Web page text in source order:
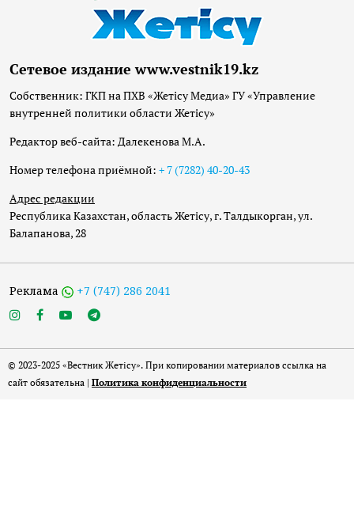
Сетевое издание www.vestnik19.kz
Собственник: ГКП на ПХВ «Жетісу Медиа» ГУ «Управление
внутренней политики области Жетісу»
Редактор веб-сайта: Далекенова М.А.
Номер телефона приёмной: + 7 (7282) 40-20-43
Адрес редакции
Республика Казахстан, область Жетісу, г. Талдыкорган, ул.
Балапанова, 28
Реклама +7 (747) 286 2041
© 2023-2025 «Вестник Жетісу». При копировании материалов ссылка на
сайт обязательна | Политика конфиденциальности